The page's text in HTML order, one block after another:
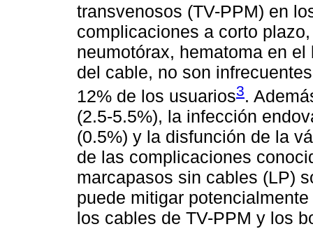
transvenosos (TV-PPM) en
complicaciones a corto
neumotórax, hematoma en
del cable, no son
12% de los usuarios3.
(2.5-5.5%), la infección
(0.5%) y la disfunción de la
de las complicaciones
marcapasos sin cables (LP)
puede mitigar
los cables de TV-PPM y los